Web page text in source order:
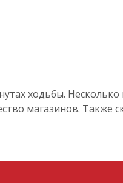
ходьбы.
магазинов. Также